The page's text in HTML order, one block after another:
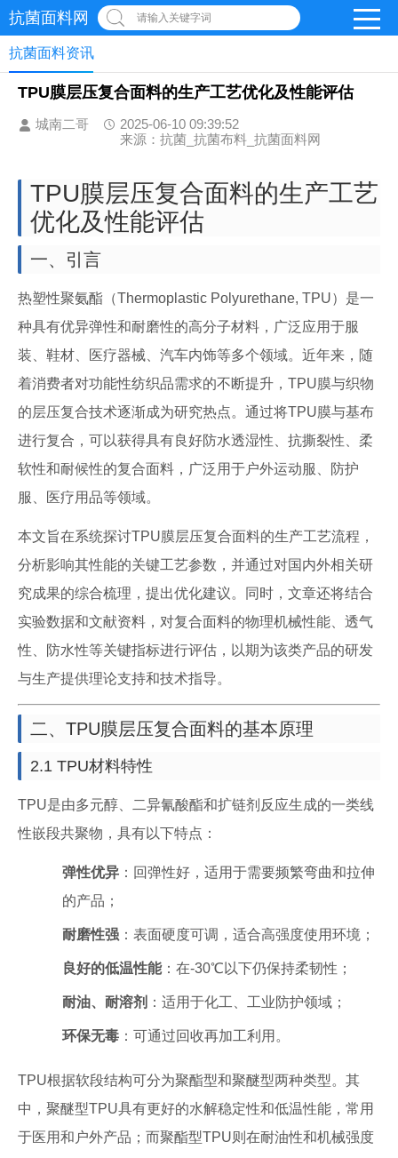
抗菌面料网 请输入关键字词
抗菌面料资讯
TPU膜层压复合面料的生产工艺优化及性能评估
城南二哥
2025-06-10 09:39:52
来源：抗菌_抗菌布料_抗菌面料网
TPU膜层压复合面料的生产工艺
优化及性能评估
一、引言
热塑性聚氨酯（Thermoplastic Polyurethane, TPU）是一
种具有优异弹性和耐磨性的高分子材料，广泛应用于服
装、鞋材、医疗器械、汽车内饰等多个领域。近年来，随
着消费者对功能性纺织品需求的不断提升，TPU膜与织物
的层压复合技术逐渐成为研究热点。通过将TPU膜与基布
进行复合，可以获得具有良好防水透湿性、抗撕裂性、柔
软性和耐候性的复合面料，广泛用于户外运动服、防护
服、医疗用品等领域。
本文旨在系统探讨TPU膜层压复合面料的生产工艺流程，
分析影响其性能的关键工艺参数，并通过对国内外相关研
究成果的综合梳理，提出优化建议。同时，文章还将结合
实验数据和文献资料，对复合面料的物理机械性能、透气
性、防水性等关键指标进行评估，以期为该类产品的研发
与生产提供理论支持和技术指导。
二、TPU膜层压复合面料的基本原理
2.1 TPU材料特性
TPU是由多元醇、二异氰酸酯和扩链剂反应生成的一类线
性嵌段共聚物，具有以下特点：
弹性优异 ：回弹性好，适用于需要频繁弯曲和拉伸
的产品；
耐磨性强 ：表面硬度可调，适合高强度使用环境；
良好的低温性能：在-30℃以下仍保持柔韧性；
耐油、耐溶剂 ：适用于化工、工业防护领域；
环保无毒 ：可通过回收再加工利用。
TPU根据软段结构可分为聚酯型和聚醚型两种类型。其
中，聚醚型TPU具有更好的水解稳定性和低温性能，常用
于医用和户外产品；而聚酯型TPU则在耐油性和机械强度